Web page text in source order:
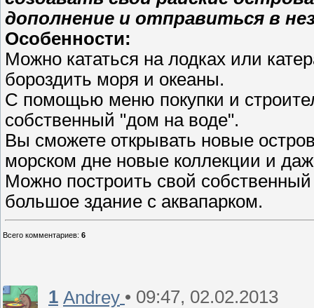
дополнение и отправиться в
Особенности:
Можно кататься на лодках или
бороздить моря и океаны.
С помощью меню покупки и
собственный "дом на воде".
Вы сможете открывать новые
морском дне новые коллекции и
Можно построить свой собственный
большое здание с аквапарком.
Всего комментариев: 6
1 Andrey • 09:47, 02.02.2013